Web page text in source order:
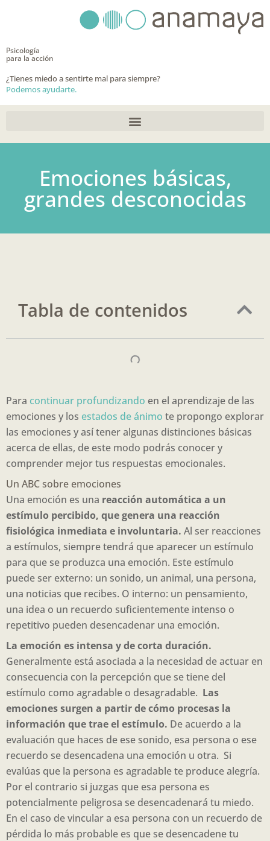
contenido
Psicología
para la acción
¿Tienes miedo a sentirte mal para siempre?
Podemos ayudarte.
Emociones básicas,
grandes desconocidas
Tabla de contenidos
Para continuar profundizando en el aprendizaje de las
emociones y los estados de ánimo te propongo explorar
las emociones y así tener algunas distinciones básicas
acerca de ellas, de este modo podrás conocer y
comprender mejor tus respuestas emocionales.
Un ABC sobre emociones
Una emoción es una reacción automática a un
estímulo percibido, que genera una reacción
fisiológica inmediata e involuntaria. Al ser reacciones
a estímulos, siempre tendrá que aparecer un estímulo
para que se produzca una emoción. Este estímulo
puede ser externo: un sonido, un animal, una persona,
una noticias que recibes. O interno: un pensamiento,
una idea o un recuerdo suficientemente intenso o
repetitivo pueden desencadenar una emoción.
La emoción es intensa y de corta duración.
Generalmente está asociada a la necesidad de actuar en
consecuencia con la percepción que se tiene del
estímulo como agradable o desagradable. Las
emociones surgen a partir de cómo procesas la
información que trae el estímulo. De acuerdo a la
evaluación que haces de ese sonido, esa persona o ese
recuerdo se desencadena una emoción u otra. Si
evalúas que la persona es agradable te produce alegría.
Por el contrario si juzgas que esa persona es
potencialmente peligrosa se desencadenará tu miedo.
En el caso de vincular a esa persona con un recuerdo de
pérdida lo más probable es que se desencadene tu